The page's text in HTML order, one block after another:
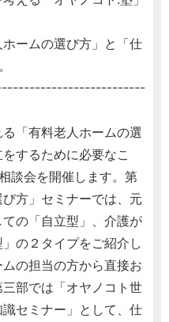
ームの選び方」と「仕
「有料老人ホームの選
するために必要なこ
談会を開催します。第
方」セミナーでは、元
の「自立型」、介護が
の２タイプをご紹介し
の担当の方から直接お
部では「オヤノコト世
セミナー」として、仕